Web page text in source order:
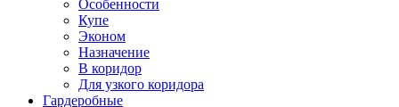
Особенности
Купе
Эконом
Назначение
В коридор
Для узкого коридора
Гардеробные